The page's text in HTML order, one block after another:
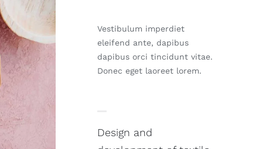
Vestibulum imperdiet
eleifend ante, dapibus
dapibus orci tincidunt vitae.
Donec eget laoreet lorem.
Design and